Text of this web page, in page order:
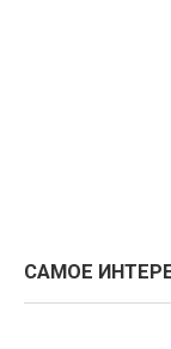
САМОЕ